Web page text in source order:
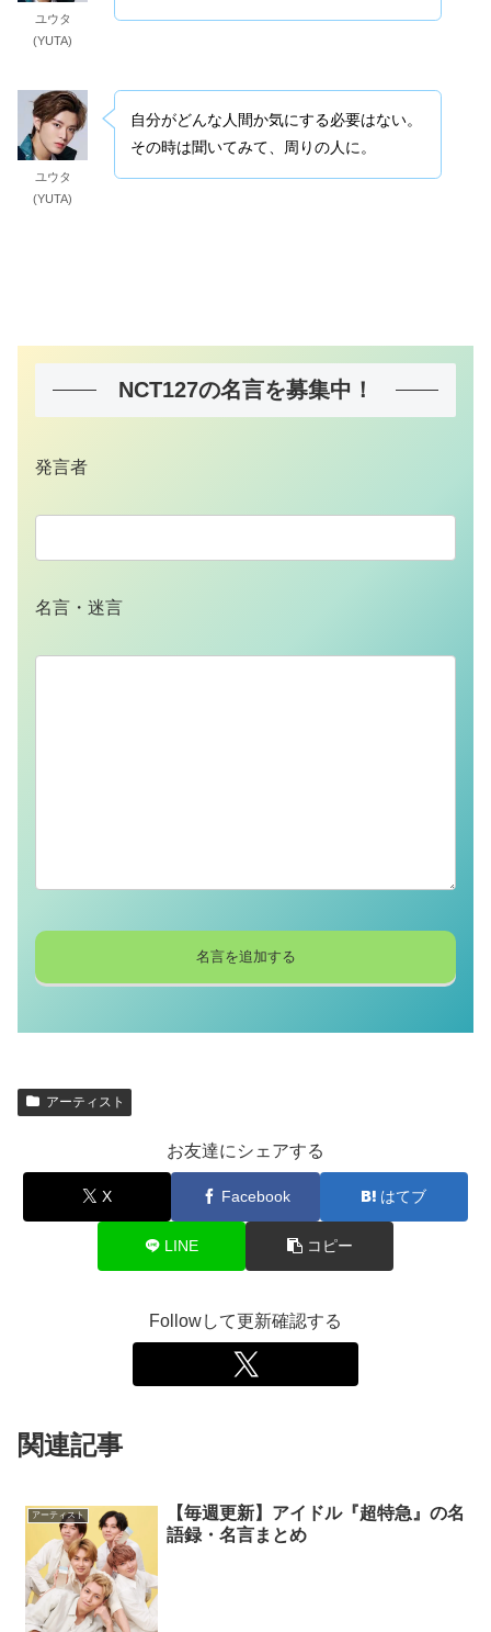
ユウタ
(YUTA)
ユウタ
(YUTA)
自分がどんな人間か気にする必要はない。
その時は聞いてみて、周りの人に。
NCT127の名言を募集中！
発言者
名言・迷言
アーティスト
お友達にシェアする
X Facebook はてブ
LINE コピー
Followして更新確認する
関連記事
アーティスト
【毎週更新】アイドル『超特急』の名
語録・名言まとめ